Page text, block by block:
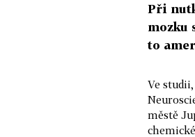
Při
mozku
to
Ve
městě